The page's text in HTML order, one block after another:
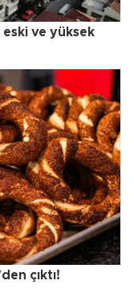
eski ve yüksek
çıktı!